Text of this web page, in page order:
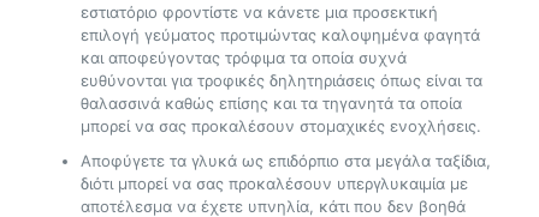
εστιατόριο φροντίστε να κάνετε μια προσεκτική
επιλογή γεύματος προτιμώντας καλοψημένα φαγητά
και αποφεύγοντας τρόφιμα τα οποία συχνά
ευθύνονται για τροφικές δηλητηριάσεις όπως είναι τα
θαλασσινά καθώς επίσης και τα τηγανητά τα οποία
μπορεί να σας προκαλέσουν στομαχικές ενοχλήσεις.
Αποφύγετε τα γλυκά ως επιδόρπιο στα μεγάλα ταξίδια,
διότι μπορεί να σας προκαλέσουν υπεργλυκαιμία με
αποτέλεσμα να έχετε υπνηλία, κάτι που δεν βοηθά